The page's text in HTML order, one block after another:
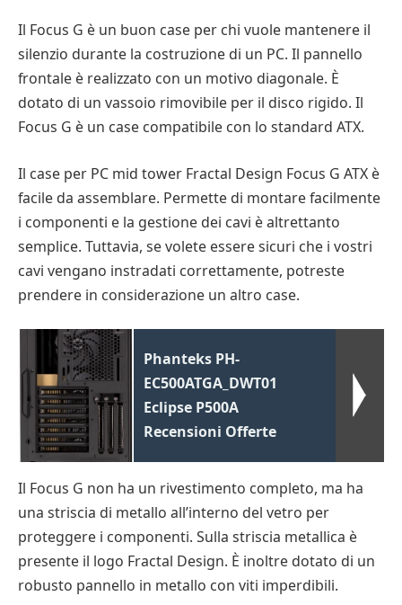
Il Focus G è un buon case per chi vuole mantenere il
silenzio durante la costruzione di un PC. Il pannello
frontale è realizzato con un motivo diagonale. È
dotato di un vassoio rimovibile per il disco rigido. Il
Focus G è un case compatibile con lo standard ATX.
Il case per PC mid tower Fractal Design Focus G ATX è
facile da assemblare. Permette di montare facilmente
i componenti e la gestione dei cavi è altrettanto
semplice. Tuttavia, se volete essere sicuri che i vostri
cavi vengano instradati correttamente, potreste
prendere in considerazione un altro case.
Phanteks PH-
EC500ATGA_DWT01
Eclipse P500A
Recensioni Offerte
Il Focus G non ha un rivestimento completo, ma ha
una striscia di metallo all’interno del vetro per
proteggere i componenti. Sulla striscia metallica è
presente il logo Fractal Design. È inoltre dotato di un
robusto pannello in metallo con viti imperdibili.